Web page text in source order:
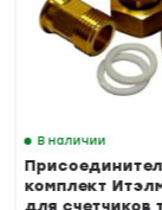
В наличии
комплект
для счетчиков